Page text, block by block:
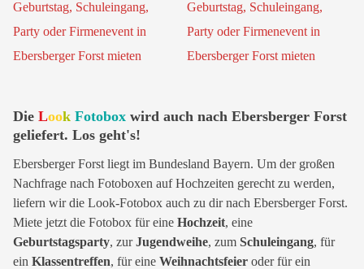
Die Look Fotobox wird auch nach Ebersberger Forst
geliefert. Los geht's!
Ebersberger Forst liegt im Bundesland Bayern. Um der großen
Nachfrage nach Fotoboxen auf Hochzeiten gerecht zu werden,
liefern wir die Look-Fotobox auch zu dir nach Ebersberger Forst.
Miete jetzt die Fotobox für eine Hochzeit, eine
Geburtstagsparty, zurJugendweihe, zum Schuleingang, für
ein Klassentreffen, für eine Weihnachtsfeier oder für ein